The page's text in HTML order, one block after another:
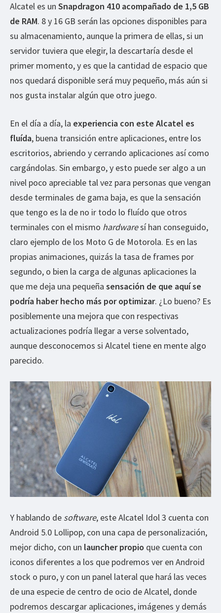
Alcatel es un Snapdragon 410 acompañado de 1,5 GB
de RAM. 8 y 16 GB serán las opciones disponibles para
su almacenamiento, aunque la primera de ellas, si un
servidor tuviera que elegir, la descartaría desde el
primer momento, y es que la cantidad de espacio que
nos quedará disponible será muy pequeño, más aún si
nos gusta instalar algún que otro juego.
En el día a día, la experiencia con este Alcatel es
fluída, buena transición entre aplicaciones, entre los
escritorios, abriendo y cerrando aplicaciones así como
cargándolas. Sin embargo, y esto puede ser algo a un
nivel poco apreciable tal vez para personas que vengan
desde terminales de gama baja, es que la sensación
que tengo es la de no ir todo lo fluído que otros
terminales con el mismo hardwaresí han conseguido,
claro ejemplo de los Moto G de Motorola. Es en las
propias animaciones, quizás la tasa de frames por
segundo, o bien la carga de algunas aplicaciones la
que me deja una pequeña sensación de que aquí se
podría haber hecho más por optimizar. ¿Lo bueno? Es
posiblemente una mejora que con respectivas
actualizaciones podría llegar a verse solventado,
aunque desconocemos si Alcatel tiene en mente algo
parecido.
Y hablando de software, este Alcatel Idol 3 cuenta con
Android 5.0 Lollipop, con una capa de personalización,
mejor dicho, con un launcher propio que cuenta con
iconos diferentes a los que podremos ver en Android
stock o puro, y con un panel lateral que hará las veces
de una especie de centro de ocio de Alcatel, donde
podremos descargar aplicaciones, imágenes y demás